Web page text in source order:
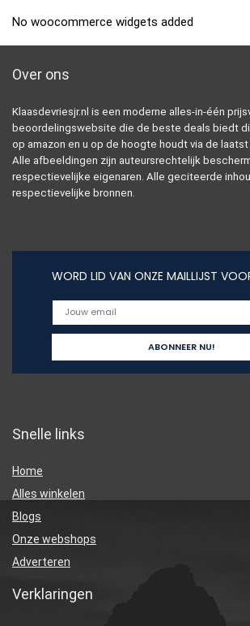
No woocommerce widgets added
Over ons
Klaasdevriesjr.nl is een moderne alles-in-één
beoordelingswebsite die de beste deals biedt
op amazon en u op de hoogte houdt via de
Alle afbeeldingen zijn auteursrechtelijk
respectievelijke eigenaren. Alle geciteerde
respectievelijke bronnen.
WORD LID VAN ONZE MAILLIJST
Snelle links
Home
Alles winkelen
Blogs
Onze webshops
Adverteren
Verklaringen